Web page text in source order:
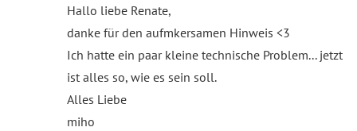
Hallo liebe Renate,
danke für den aufmkersamen Hinweis <3
Ich hatte ein paar kleine technische Problem... jetzt
ist alles so, wie es sein soll.
Alles Liebe
miho